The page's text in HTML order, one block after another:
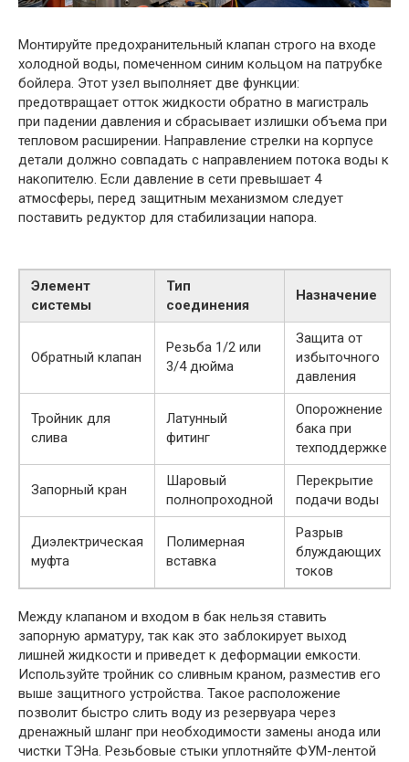
Монтируйте предохранительный клапан строго на входе
холодной воды, помеченном синим кольцом на патрубке
бойлера. Этот узел выполняет две функции:
предотвращает отток жидкости обратно в магистраль
при падении давления и сбрасывает излишки объема при
тепловом расширении. Направление стрелки на корпусе
детали должно совпадать с направлением потока воды к
накопителю. Если давление в сети превышает 4
атмосферы, перед защитным механизмом следует
поставить редуктор для стабилизации напора.
Элемент
системы
Тип
соединения
Назначение
Обратный клапан
Резьба 1/2 или
3/4 дюйма
Защита от
избыточного
давления
Тройник для
слива
Латунный
фитинг
Опорожнение
бака при
техподдержке
Запорный кран
Шаровый
полнопроходной
Перекрытие
подачи воды
Диэлектрическая
муфта
Полимерная
вставка
Разрыв
блуждающих
токов
Между клапаном и входом в бак нельзя ставить
запорную арматуру, так как это заблокирует выход
лишней жидкости и приведет к деформации емкости.
Используйте тройник со сливным краном, разместив его
выше защитного устройства. Такое расположение
позволит быстро слить воду из резервуара через
дренажный шланг при необходимости замены анода или
чистки ТЭНа. Резьбовые стыки уплотняйте ФУМ-лентой